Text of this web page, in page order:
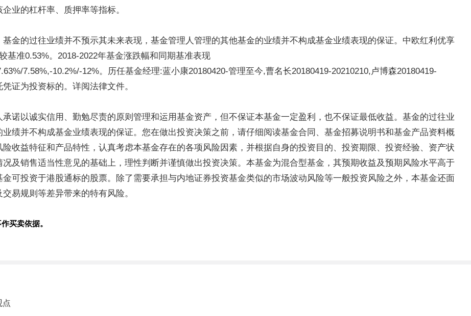
业的杠杆率、质押率等指标。
金的过往业绩并不预示其未来表现，基金管理人管理的其他基金的业绩并不构成基金业绩表现的保证。中欧红利优享
基准0.53%。2018-2022年基金涨跌幅和同期基准表现
7.58%,-10.2%/-12%。历任基金经理:蓝小康20180420-管理至今,曹名长20180419-20210210,卢博森20180419-
证为投资标的。详阅法律文件。
诺以诚实信用、勤勉尽责的原则管理和运用基金资产，但不保证本基金一定盈利，也不保证最低收益。基金的过往业
绩并不构成基金业绩表现的保证。您在做出投资决策之前，请仔细阅读基金合同、基金招募说明书和基金产品资料概
收益特征和产品特性，认真考虑本基金存在的各项风险因素，并根据自身的投资目的、投资期限、投资经验、资产状
及销售适当性意见的基础上，理性判断并谨慎做出投资决策。本基金为混合型基金，其预期收益及预期风险水平高于
可投资于港股通标的股票。除了需要承担与内地证券投资基金类似的市场波动风险等一般投资风险之外，本基金还面
易规则等差异带来的特有风险。
买卖依据。
点